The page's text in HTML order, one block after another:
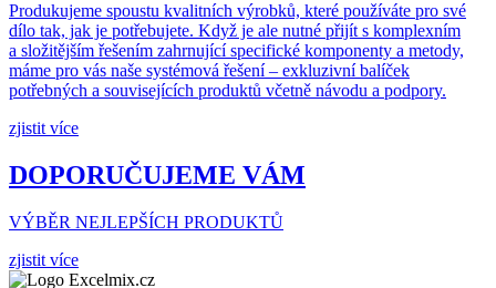
Produkujeme spoustu kvalitních výrobků, které používáte pro své
dílo tak, jak je potřebujete. Když je ale nutné přijít s komplexním
a složitějším řešením zahrnující specifické komponenty a metody,
máme pro vás naše systémová řešení – exkluzivní balíček
potřebných a souvisejících produktů včetně návodu a podpory.
zjistit více
DOPORUČUJEME VÁM
VÝBĚR NEJLEPŠÍCH PRODUKTŮ
zjistit více